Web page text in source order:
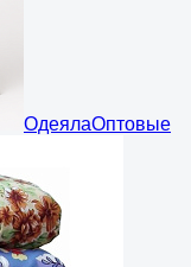
ОдеялаОптовые